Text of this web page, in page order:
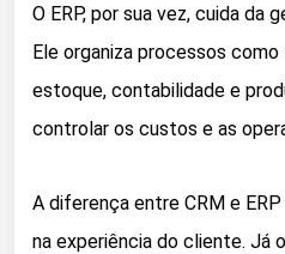
O ERP, por sua vez, cuida da
Ele organiza processos como
estoque, contabilidade e
controlar os custos e as
A diferença entre CRM e
na experiência do cliente. Já